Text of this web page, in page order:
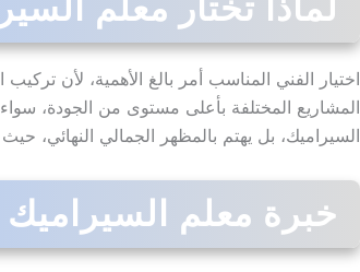
لماذا تختار معلم
اختيار الفني المناسب أمر بالغ الأهمية، لأن
المشاريع المختلفة بأعلى مستوى من الجودة،
السيراميك، بل يهتم بالمظهر الجمالي
خبرة معلم السيراميك